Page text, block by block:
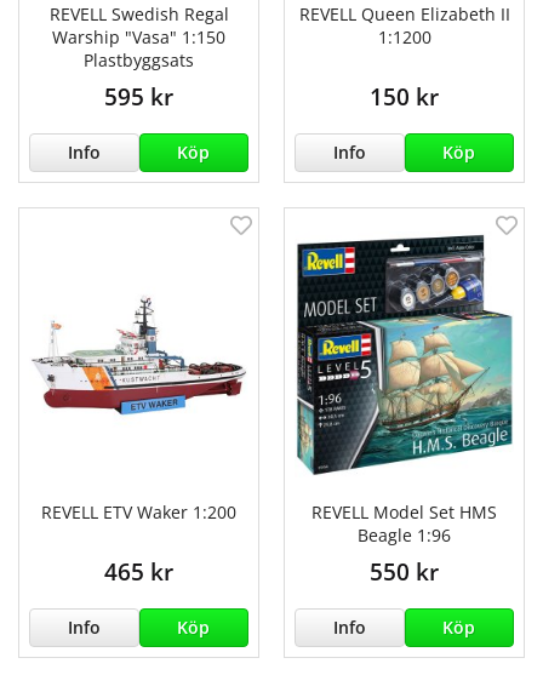
REVELL Swedish Regal
Warship "Vasa" 1:150
Plastbyggsats
595 kr
Info Köp
REVELL Queen Elizabeth II
1:1200
150 kr
Info Köp
REVELL ETV Waker 1:200
465 kr
Info Köp
REVELL Model Set HMS
Beagle 1:96
550 kr
Info Köp